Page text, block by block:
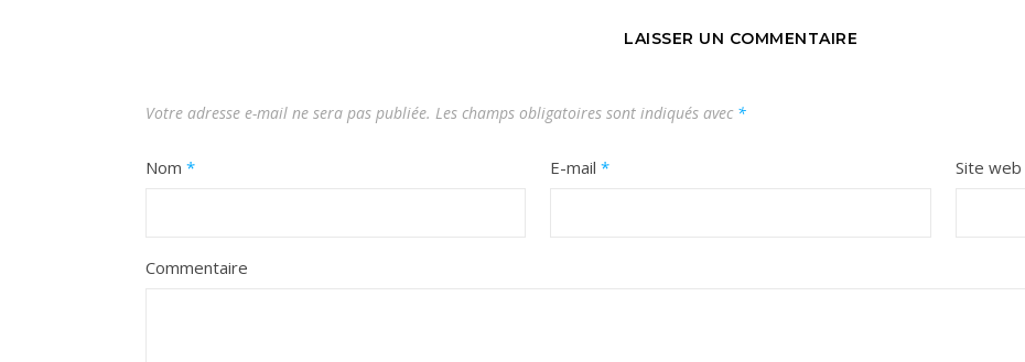
LAISSER UN COMMENTAIRE
Votre adresse e-mail ne sera pas publiée. Les champs obligatoires sont indiqués avec *
Nom * E-mail* Site web
Commentaire